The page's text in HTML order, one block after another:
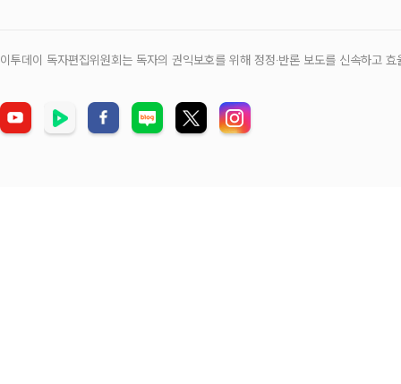
이투데이 독자편집위원회는 독자의 권익보호를 위해 정정‧반론 보도를 신속하고